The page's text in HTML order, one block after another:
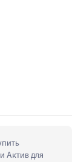
Актив для